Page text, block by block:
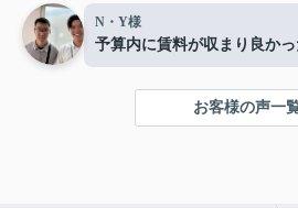
N・Y様
予算内に賃料が収まり良かっ
お客様の声一